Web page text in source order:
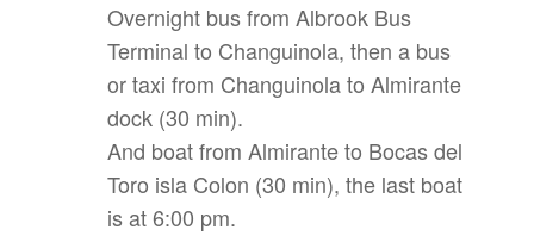
Overnight bus from Albrook Bus
Terminal to Changuinola, then a bus
or taxi from Changuinola to Almirante
dock (30 min).
And boat from Almirante to Bocas del
Toro isla Colon (30 min), the last boat
is at 6:00 pm.